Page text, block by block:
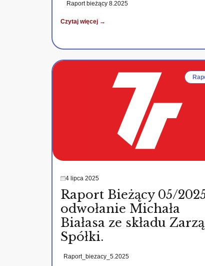
Raport bieżący 8.2025
Czytaj więcej →
4 lipca 2025
Raport Bieżący 05/
odwołanie Michała
Białasa ze składu
Spółki.
Raport_biezacy_5.2025